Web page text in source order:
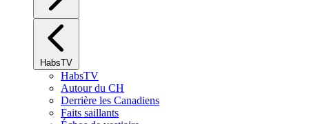
HabsTV
HabsTV
Autour du CH
Derrière les Canadiens
Faits saillants